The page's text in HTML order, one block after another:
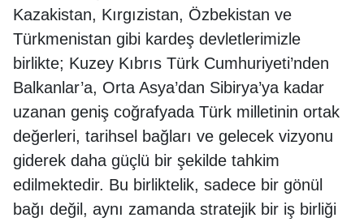
Kazakistan, Kırgızistan, Özbekistan ve
Türkmenistan gibi kardeş devletlerimizle
birlikte; Kuzey Kıbrıs Türk Cumhuriyeti’nden
Balkanlar’a, Orta Asya’dan Sibirya’ya kadar
uzanan geniş coğrafyada Türk milletinin ortak
değerleri, tarihsel bağları ve gelecek vizyonu
giderek daha güçlü bir şekilde tahkim
edilmektedir. Bu birliktelik, sadece bir gönül
bağı değil, aynı zamanda stratejik bir iş birliği